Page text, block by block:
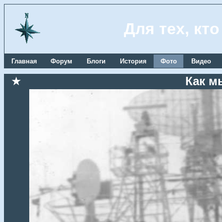
Для тех,
Главная Форум Блоги История Фото Видео
★ Как